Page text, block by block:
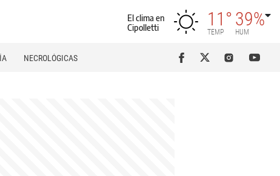
El clima en
Cipolletti
11°
TEMP
39%
HUM
NECROLÓGICAS